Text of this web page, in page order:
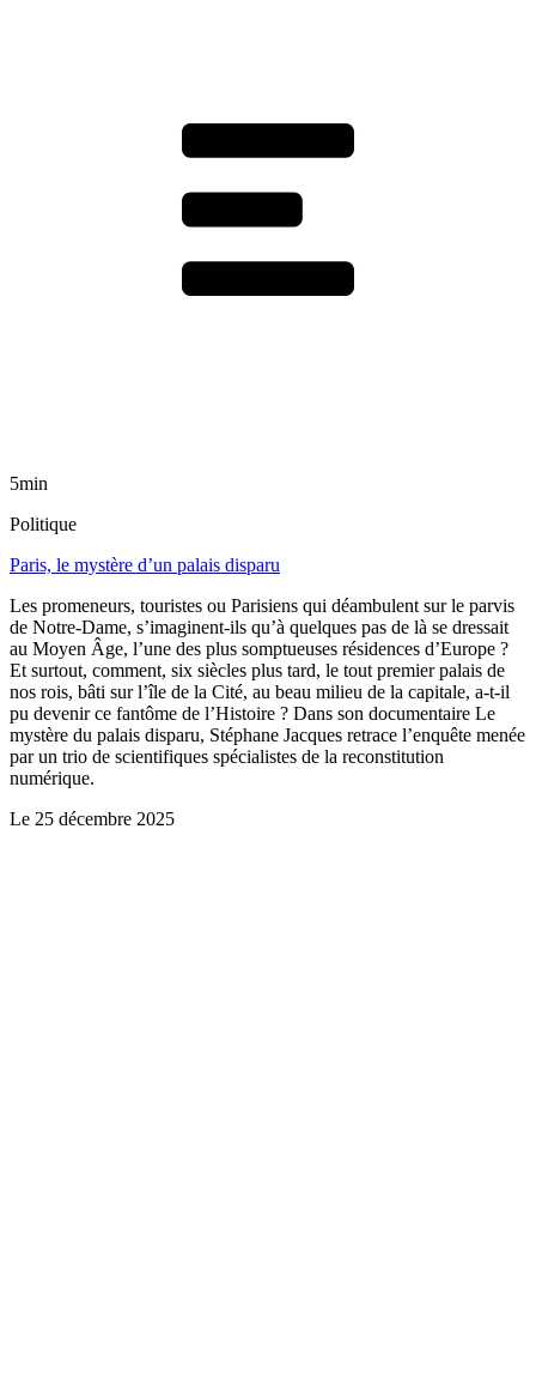
5min
Politique
Paris, le mystère d’un palais disparu
Les promeneurs, touristes ou Parisiens qui déambulent sur le parvis
de Notre-Dame, s’imaginent-ils qu’à quelques pas de là se dressait
au Moyen Âge, l’une des plus somptueuses résidences d’Europe ?
Et surtout, comment, six siècles plus tard, le tout premier palais de
nos rois, bâti sur l’île de la Cité, au beau milieu de la capitale, a-t-il
pu devenir ce fantôme de l’Histoire ? Dans son documentaire Le
mystère du palais disparu, Stéphane Jacques retrace l’enquête menée
par un trio de scientifiques spécialistes de la reconstitution
numérique.
Le 25 décembre 2025